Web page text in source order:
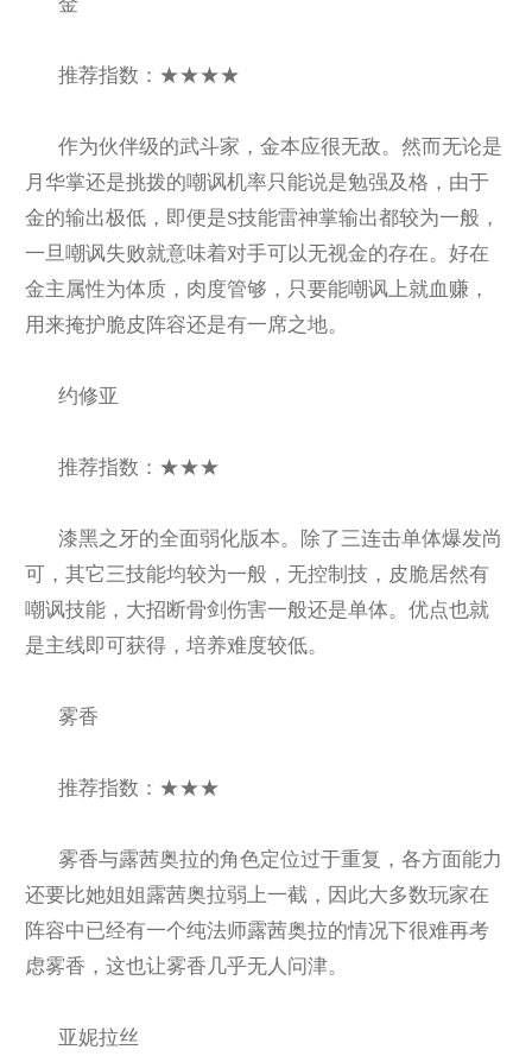
推荐指数：★★★★
作为伙伴级的武斗家，金本应很无敌。然而无论是
月华掌还是挑拨的嘲讽机率只能说是勉强及格，由于
金的输出极低，即便是S技能雷神掌输出都较为一般，
一旦嘲讽失败就意味着对手可以无视金的存在。好在
金主属性为体质，肉度管够，只要能嘲讽上就血赚，
用来掩护脆皮阵容还是有一席之地。
约修亚
推荐指数：★★★
漆黑之牙的全面弱化版本。除了三连击单体爆发尚
可，其它三技能均较为一般，无控制技，皮脆居然有
嘲讽技能，大招断骨剑伤害一般还是单体。优点也就
是主线即可获得，培养难度较低。
雾香
推荐指数：★★★
雾香与露茜奥拉的角色定位过于重复，各方面能力
还要比她姐姐露茜奥拉弱上一截，因此大多数玩家在
阵容中已经有一个纯法师露茜奥拉的情况下很难再考
虑雾香，这也让雾香几乎无人问津。
亚妮拉丝